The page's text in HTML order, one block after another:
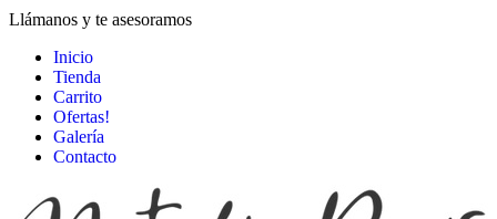
Llámanos y te asesoramos
Inicio
Tienda
Carrito
Ofertas!
Galería
Contacto